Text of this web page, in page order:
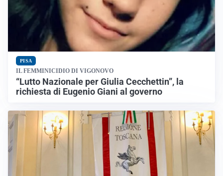
PISA
IL FEMMINICIDIO DI VIGONOVO
“Lutto Nazionale per Giulia Cecchettin”, la
richiesta di Eugenio Giani al governo